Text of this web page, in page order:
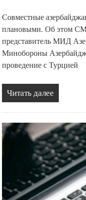
Совместные
плановыми. Об этом
представитель МИД
Минобороны
проведение с Турцией
Читать далее